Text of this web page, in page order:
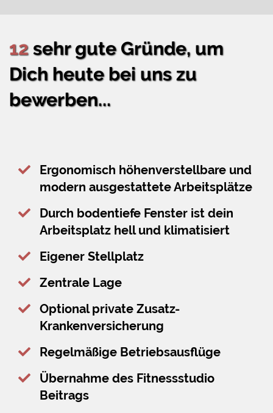
12sehr gute Gründe, um
Dich heute bei uns zu
bewerben...
Ergonomisch höhenverstellbare und
modern ausgestattete Arbeitsplätze
Durch bodentiefe Fenster ist dein
Arbeitsplatz hell und klimatisiert
Eigener Stellplatz
Zentrale Lage
Optional private Zusatz-
Krankenversicherung
Regelmäßige Betriebsausflüge
Übernahme des Fitnessstudio
Beitrags